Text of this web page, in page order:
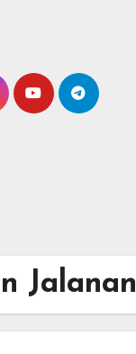
Jalanan